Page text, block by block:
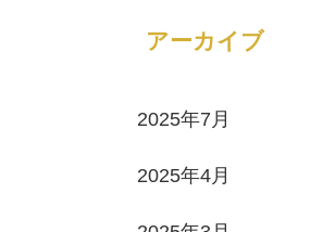
アーカイブ
2025年7月
2025年4月